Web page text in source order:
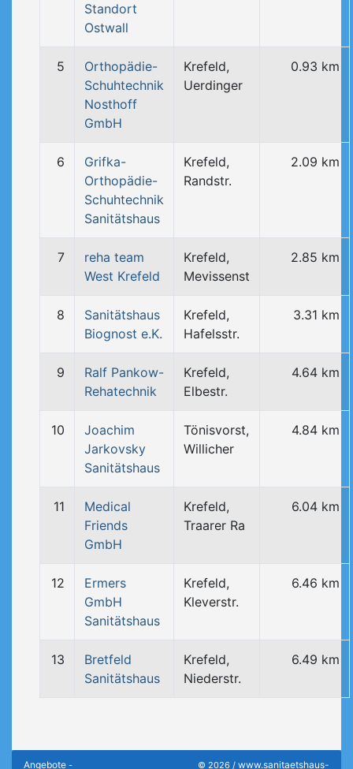
Standort
Ostwall
5
Orthopädie-
Schuhtechnik
Nosthoff
GmbH
Krefeld,
Uerdinger
0.93 km
6
Grifka-
Orthopädie-
Schuhtechnik
Sanitätshaus
Krefeld,
Randstr.
2.09 km
7
reha team
West Krefeld
Krefeld,
Mevissenst
2.85 km
8
Sanitätshaus
Biognost e.K.
Krefeld,
Hafelsstr.
3.31 km
9
Ralf Pankow-
Rehatechnik
Krefeld,
Elbestr.
4.64 km
10
Joachim
Jarkovsky
Sanitätshaus
Tönisvorst,
Willicher
4.84 km
11
Medical
Friends
GmbH
Krefeld,
Traarer Ra
6.04 km
12
Ermers
GmbH
Sanitätshaus
Krefeld,
Kleverstr.
6.46 km
13
Bretfeld
Sanitätshaus
Krefeld,
Niederstr.
6.49 km
Angebote - © 2026 / www.sanitaetshaus-